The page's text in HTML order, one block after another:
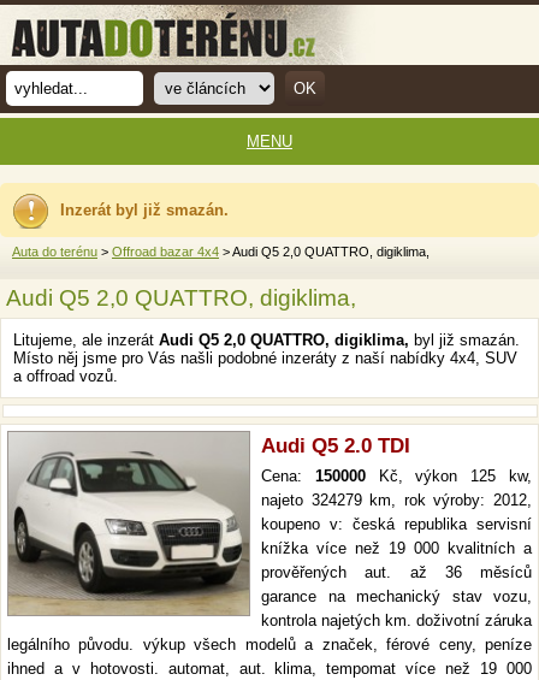
Inzerát byl již smazán.
Auta do terénu > Offroad bazar 4x4 > Audi Q5 2,0 QUATTRO, digiklima,
Audi Q5 2,0 QUATTRO, digiklima,
Litujeme, ale inzerát Audi Q5 2,0 QUATTRO, digiklima, byl již smazán.
Místo něj jsme pro Vás našli podobné inzeráty z naší nabídky 4x4, SUV
a offroad vozů.
Audi Q5 2.0 TDI
Cena: 150000Kč, výkon 125 kw,
najeto 324279 km, rok výroby: 2012,
koupeno v: česká republika servisní
knížka více než 19 000 kvalitních a
prověřených aut. až 36 měsíců
garance na mechanický stav vozu,
kontrola najetých km. doživotní záruka
legálního původu. výkup všech modelů a značek, férové ceny, peníze
ihned a v hotovosti. automat, aut. klima, tempomat více než 19 000
MENU